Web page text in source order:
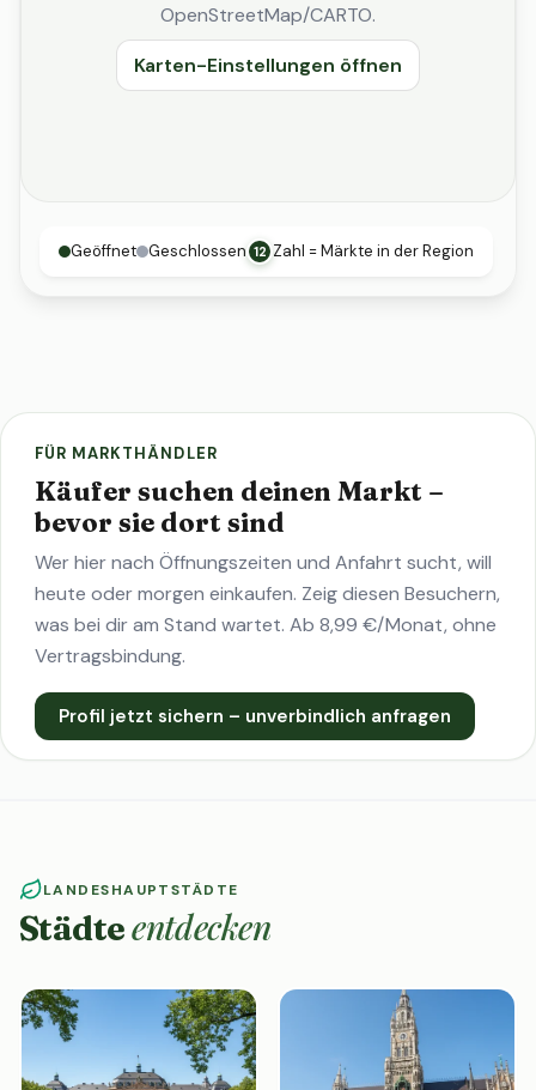
OpenStreetMap/CARTO.
Karten-Einstellungen öffnen
Geöffnet Geschlossen 12 Zahl = Märkte in der Region
FÜR MARKTHÄNDLER
Käufer suchen deinen Markt –
bevor sie dort sind
Wer hier nach Öffnungszeiten und Anfahrt sucht, will
heute oder morgen einkaufen. Zeig diesen Besuchern,
was bei dir am Stand wartet. Ab 8,99 €/Monat, ohne
Vertragsbindung.
Profil jetzt sichern – unverbindlich anfragen
LANDESHAUPTSTÄDTE
Städteentdecken